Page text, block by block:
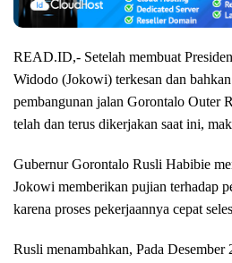
READ.ID,- Setelah membuat
Widodo (Jokowi) terkesan dan
pembangunan jalan Gorontalo Outer
telah dan terus dikerjakan saat ini,
Gubernur Gorontalo Rusli Habibie
Jokowi memberikan pujian terhadap
karena proses pekerjaannya cepat
Rusli menambahkan, Pada Desember